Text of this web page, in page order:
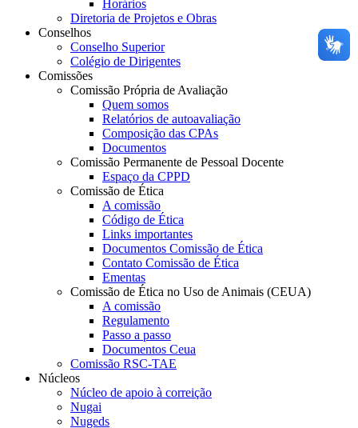
Horários
Diretoria de Projetos e Obras
Conselhos
Conselho Superior
Colégio de Dirigentes
Comissões
Comissão Própria de Avaliação
Quem somos
Relatórios de autoavaliação
Composição das CPAs
Documentos
Comissão Permanente de Pessoal Docente
Espaço da CPPD
Comissão de Ética
A comissão
Código de Ética
Links importantes
Documentos Comissão de Ética
Contato Comissão de Ética
Ementas
Comissão de Ética no Uso de Animais (CEUA)
A comissão
Regulamento
Passo a passo
Documentos Ceua
Comissão RSC-TAE
Núcleos
Núcleo de apoio à correição
Nugai
Nugeds